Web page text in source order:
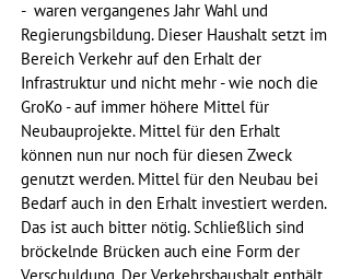
-  waren vergangenes Jahr Wahl und
Regierungsbildung. Dieser Haushalt setzt im
Bereich Verkehr auf den Erhalt der
Infrastruktur und nicht mehr - wie noch die
GroKo - auf immer höhere Mittel für
Neubauprojekte. Mittel für den Erhalt
können nun nur noch für diesen Zweck
genutzt werden. Mittel für den Neubau bei
Bedarf auch in den Erhalt investiert werden.
Das ist auch bitter nötig. Schließlich sind
bröckelnde Brücken auch eine Form der